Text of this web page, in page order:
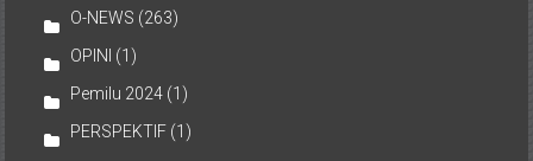
O-NEWS (263)
OPINI (1)
Pemilu 2024 (1)
PERSPEKTIF (1)